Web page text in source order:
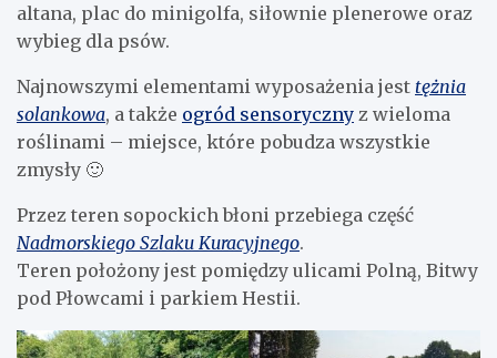
altana, plac do minigolfa, siłownie plenerowe oraz
wybieg dla psów.
Najnowszymi elementami wyposażenia jest tężnia
solankowa, a także ogród sensoryczny z wieloma
roślinami – miejsce, które pobudza wszystkie
zmysły 🙂
Przez teren sopockich błoni przebiega część
Nadmorskiego Szlaku Kuracyjnego.
Teren położony jest pomiędzy ulicami Polną, Bitwy
pod Płowcami i parkiem Hestii.